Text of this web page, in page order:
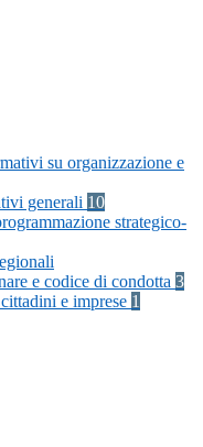
su organizzazione e
generali 10
strategico-
e codice di condotta 3
e imprese 1